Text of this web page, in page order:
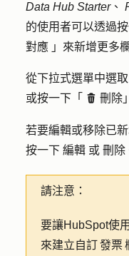
Data Hub Starter、
的使用者可以透過
對應 」來新增更多
從下拉式選單中選取
或按一下「
delete 刪 除
若要編輯或移除已
按一下 編輯 或 刪除
請注意：
要讓HubSpot使
來建立自訂 發票